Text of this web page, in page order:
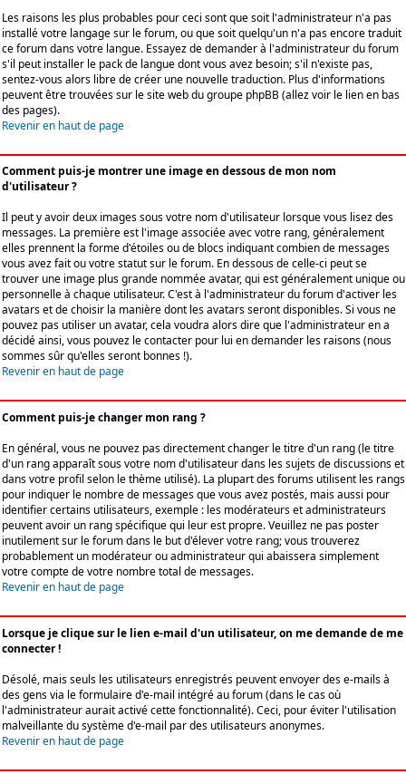
Les raisons les plus probables pour ceci sont que soit l'administrateur n'a pas
installé votre langage sur le forum, ou que soit quelqu'un n'a pas encore traduit
ce forum dans votre langue. Essayez de demander à l'administrateur du forum
s'il peut installer le pack de langue dont vous avez besoin; s'il n'existe pas,
sentez-vous alors libre de créer une nouvelle traduction. Plus d'informations
peuvent être trouvées sur le site web du groupe phpBB (allez voir le lien en bas
des pages).
Revenir en haut de page
Comment puis-je montrer une image en dessous de mon nom
d'utilisateur ?
Il peut y avoir deux images sous votre nom d'utilisateur lorsque vous lisez des
messages. La première est l'image associée avec votre rang, généralement
elles prennent la forme d'étoiles ou de blocs indiquant combien de messages
vous avez fait ou votre statut sur le forum. En dessous de celle-ci peut se
trouver une image plus grande nommée avatar, qui est généralement unique ou
personnelle à chaque utilisateur. C'est à l'administrateur du forum d'activer les
avatars et de choisir la manière dont les avatars seront disponibles. Si vous ne
pouvez pas utiliser un avatar, cela voudra alors dire que l'administrateur en a
décidé ainsi, vous pouvez le contacter pour lui en demander les raisons (nous
sommes sûr qu'elles seront bonnes !).
Revenir en haut de page
Comment puis-je changer mon rang ?
En général, vous ne pouvez pas directement changer le titre d'un rang (le titre
d'un rang apparaît sous votre nom d'utilisateur dans les sujets de discussions et
dans votre profil selon le thème utilisé). La plupart des forums utilisent les rangs
pour indiquer le nombre de messages que vous avez postés, mais aussi pour
identifier certains utilisateurs, exemple : les modérateurs et administrateurs
peuvent avoir un rang spécifique qui leur est propre. Veuillez ne pas poster
inutilement sur le forum dans le but d'élever votre rang; vous trouverez
probablement un modérateur ou administrateur qui abaissera simplement
votre compte de votre nombre total de messages.
Revenir en haut de page
Lorsque je clique sur le lien e-mail d'un utilisateur, on me demande de me
connecter !
Désolé, mais seuls les utilisateurs enregistrés peuvent envoyer des e-mails à
des gens via le formulaire d'e-mail intégré au forum (dans le cas où
l'administrateur aurait activé cette fonctionnalité). Ceci, pour éviter l'utilisation
malveillante du système d'e-mail par des utilisateurs anonymes.
Revenir en haut de page